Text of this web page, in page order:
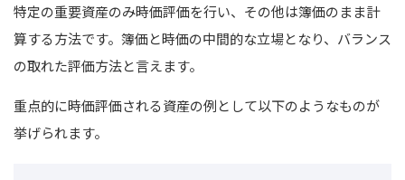
特定の重要資産のみ時価評価を行い、その他は簿価のまま計
算する方法です。簿価と時価の中間的な立場となり、バランス
の取れた評価方法と言えます。
重点的に時価評価される資産の例として以下のようなものが
挙げられます。